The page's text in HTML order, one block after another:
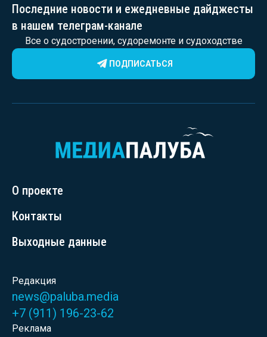
Последние новости и ежедневные дайджесты
в нашем телеграм-канале
Все о судостроении, судоремонте и судоходстве
ПОДПИСАТЬСЯ
О проекте
Контакты
Выходные данные
Редакция
news@paluba.media
+7 (911) 196-23-62
Реклама